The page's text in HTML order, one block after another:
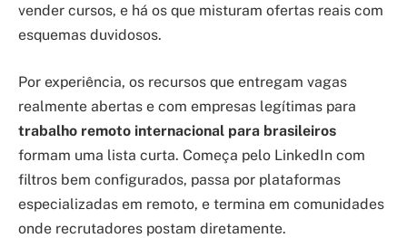
vender cursos, e há os que misturam ofertas reais com
esquemas duvidosos.
Por experiência, os recursos que entregam vagas
realmente abertas e com empresas legítimas para
trabalho remoto internacional para brasileiros
formam uma lista curta. Começa pelo LinkedIn com
filtros bem configurados, passa por plataformas
especializadas em remoto, e termina em comunidades
onde recrutadores postam diretamente.